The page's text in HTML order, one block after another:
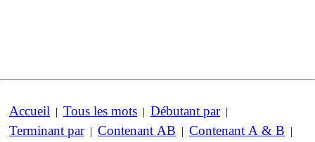
Accueil | Tous les mots | Débutant par|
Terminant par| Contenant AB | Contenant A & B |